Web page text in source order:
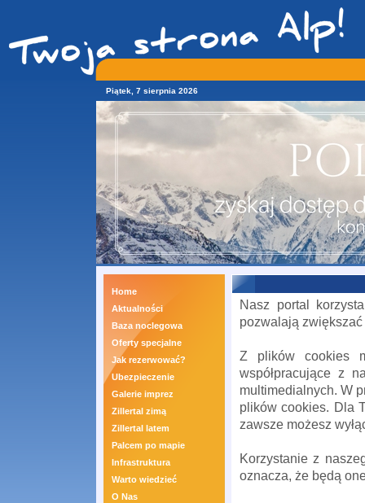
Piątek, 7 sierpnia 2026
Home
Aktualności
Baza noclegowa
Oferty specjalne
Jak rezerwować?
Ubezpieczenie
Galerie imprez
Zillertal zimą
Zillertal latem
Palcem po mapie
Infrastruktura
Warto wiedzieć
O Nas
Nasz portal
pozwalają
Z plików cookies
współpracujące z
multimedialnych. W
plików cookies. Dla
zawsze możesz
Korzystanie z
oznacza, że będą